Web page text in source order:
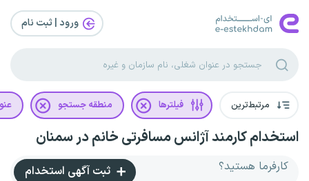
ورود | ثبت‌ نام
مرتبط‌ترین فیلترها منطقه جستجو
استخدام کارمند آژانس مسافرتی خانم در سمنان
کارفرما هستید؟ ثبت آگهی استخدام